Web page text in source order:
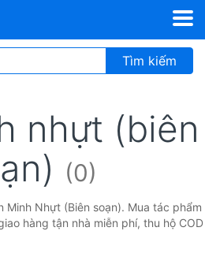
Tìm kiếm
nhựt (biên
(0)
Minh Nhựt (Biên soạn). Mua tác phẩm
hàng tận nhà miễn phí, thu hộ COD